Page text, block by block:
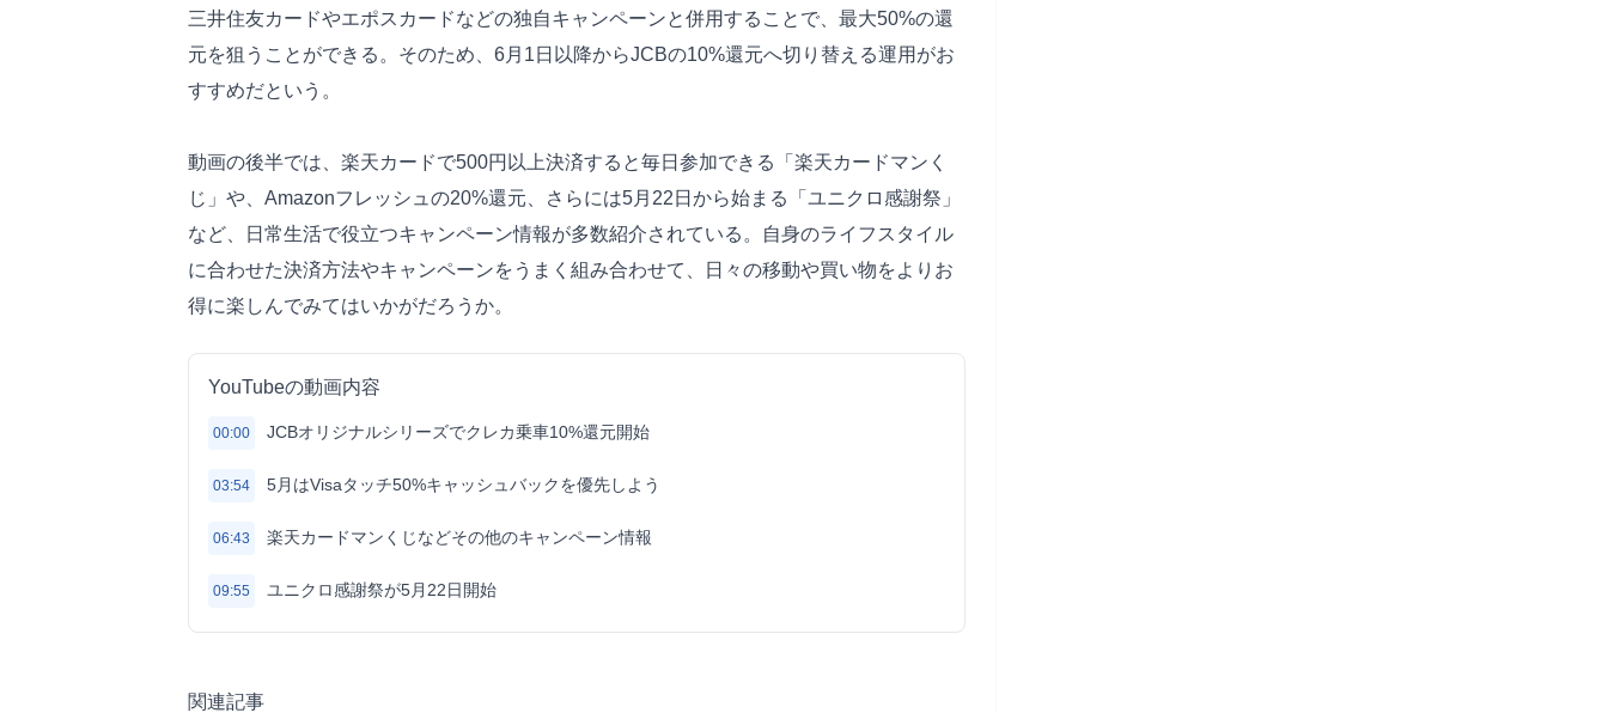
三井住友カードやエポスカードなどの独自キャンペーンと併用することで、最大50%の還
元を狙うことができる。そのため、6月1日以降からJCBの10%還元へ切り替える運用がお
すすめだという。
動画の後半では、楽天カードで500円以上決済すると毎日参加できる「楽天カードマンく
じ」や、Amazonフレッシュの20%還元、さらには5月22日から始まる「ユニクロ感謝祭」
など、日常生活で役立つキャンペーン情報が多数紹介されている。自身のライフスタイル
に合わせた決済方法やキャンペーンをうまく組み合わせて、日々の移動や買い物をよりお
得に楽しんでみてはいかがだろうか。
YouTubeの動画内容
00:00 JCBオリジナルシリーズでクレカ乗車10%還元開始
03:54 5月はVisaタッチ50%キャッシュバックを優先しよう
06:43 楽天カードマンくじなどその他のキャンペーン情報
09:55 ユニクロ感謝祭が5月22日開始
関連記事